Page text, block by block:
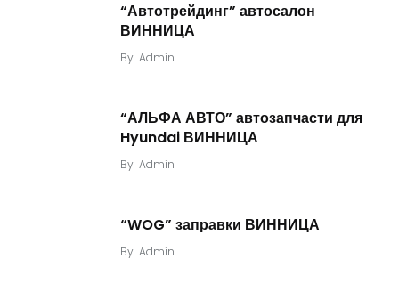
“Автотрейдинг” автосалон
ВИННИЦА
By Admin
“АЛЬФА АВТО” автозапчасти для
Hyundai ВИННИЦА
By Admin
“WOG” заправки ВИННИЦА
By Admin